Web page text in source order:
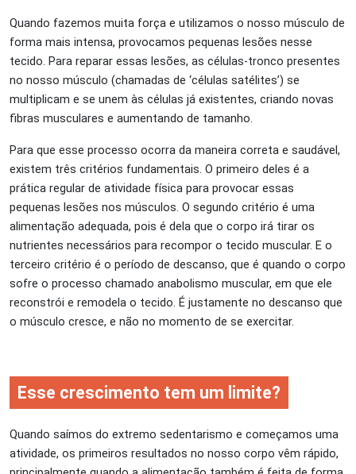
Quando fazemos muita força e utilizamos o nosso músculo de
forma mais intensa, provocamos pequenas lesões nesse
tecido. Para reparar essas lesões, as células-tronco presentes
no nosso músculo (chamadas de ‘células satélites’) se
multiplicam e se unem às células já existentes, criando novas
fibras musculares e aumentando de tamanho.
Para que esse processo ocorra da maneira correta e saudável,
existem três critérios fundamentais. O primeiro deles é a
prática regular de atividade física para provocar essas
pequenas lesões nos músculos. O segundo critério é uma
alimentação adequada, pois é dela que o corpo irá tirar os
nutrientes necessários para recompor o tecido muscular. E o
terceiro critério é o período de descanso, que é quando o corpo
sofre o processo chamado anabolismo muscular, em que ele
reconstrói e remodela o tecido. É justamente no descanso que
o músculo cresce, e não no momento de se exercitar.
Esse crescimento tem um limite?
Quando saímos do extremo sedentarismo e começamos uma
atividade, os primeiros resultados no nosso corpo vêm rápido,